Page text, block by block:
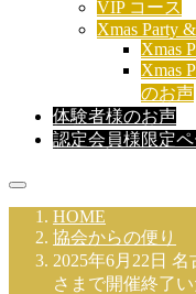
VIP コース
Xmas Party
Xmas
Xmas
のお声
体験者様のお声
認定会員様限定
HOME
協会からの便り
2025年6月22日
さまで開催終了い